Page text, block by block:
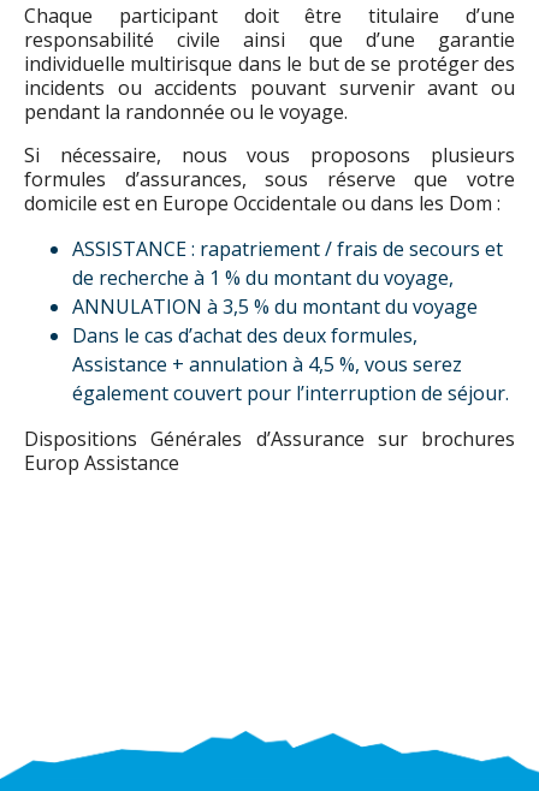
Chaque participant doit être titulaire d’une
responsabilité civile ainsi que d’une garantie
individuelle multirisque dans le but de se protéger des
incidents ou accidents pouvant survenir avant ou
pendant la randonnée ou le voyage.
Si nécessaire, nous vous proposons plusieurs
formules d’assurances, sous réserve que votre
domicile est en Europe Occidentale ou dans les Dom :
ASSISTANCE : rapatriement / frais de secours et
de recherche à 1 % du montant du voyage,
ANNULATION à 3,5 % du montant du voyage
Dans le cas d’achat des deux formules,
Assistance + annulation à 4,5 %, vous serez
également couvert pour l’interruption de séjour.
Dispositions Générales d’Assurance sur brochures
Europ Assistance